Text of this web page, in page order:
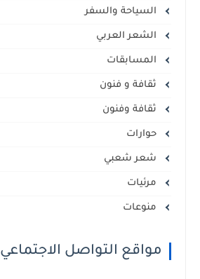
السياحة والسفر
الشعر العربي
المسابقات
ثقافة و فنون
ثقافة وفنون
حوارات
شعر شعبي
مرئيات
منوعات
مواقع التواصل الاجتماعي